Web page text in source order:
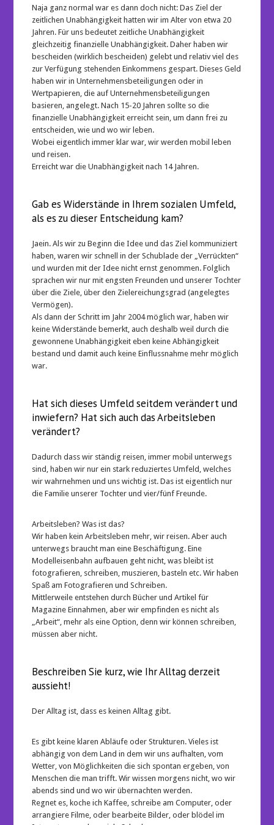
Naja ganz normal war es dann doch nicht: Das Ziel der
zeitlichen Unabhängigkeit hatten wir im Alter von etwa 20
Jahren. Für uns bedeutet zeitliche Unabhängigkeit
gleichzeitig finanzielle Unabhängigkeit. Daher haben wir
bescheiden (wirklich bescheiden) gelebt und relativ viel des
zur Verfügung stehenden Einkommens gespart. Dieses Geld
haben wir in Unternehmensbeteiligungen oder in
Wertpapieren, die auf Unternehmensbeteiligungen
basieren, angelegt. Nach 15-20 Jahren sollte so die
finanzielle Unabhängigkeit erreicht sein, um dann frei zu
entscheiden, wie und wo wir leben.
Wobei eigentlich immer klar war, wir werden mobil leben
und reisen.
Erreicht war die Unabhängigkeit nach 14 Jahren.
Gab es Widerstände in Ihrem sozialen Umfeld,
als es zu dieser Entscheidung kam?
Jaein. Als wir zu Beginn die Idee und das Ziel kommuniziert
haben, waren wir schnell in der Schublade der „Verrückten“
und wurden mit der Idee nicht ernst genommen. Folglich
sprachen wir nur mit engsten Freunden und unserer Tochter
über die Ziele, über den Zielereichungsgrad (angelegtes
Vermögen).
Als dann der Schritt im Jahr 2004 möglich war, haben wir
keine Widerstände bemerkt, auch deshalb weil durch die
gewonnene Unabhängigkeit eben keine Abhängigkeit
bestand und damit auch keine Einflussnahme mehr möglich
war.
Hat sich dieses Umfeld seitdem verändert und
inwiefern? Hat sich auch das Arbeitsleben
verändert?
Dadurch dass wir ständig reisen, immer mobil unterwegs
sind, haben wir nur ein stark reduziertes Umfeld, welches
wir wahrnehmen und uns wichtig ist. Das ist eigentlich nur
die Familie unserer Tochter und vier/fünf Freunde.
Arbeitsleben? Was ist das?
Wir haben kein Arbeitsleben mehr, wir reisen. Aber auch
unterwegs braucht man eine Beschäftigung. Eine
Modelleisenbahn aufbauen geht nicht, was bleibt ist
fotografieren, schreiben, muszieren, basteln etc. Wir haben
Spaß am Fotografieren und Schreiben.
Mittlerweile entstehen durch Bücher und Artikel für
Magazine Einnahmen, aber wir empfinden es nicht als
„Arbeit“, mehr als eine Option, denn wir können schreiben,
müssen aber nicht.
Beschreiben Sie kurz, wie Ihr Alltag derzeit
aussieht!
Der Alltag ist, dass es keinen Alltag gibt.
Es gibt keine klaren Abläufe oder Strukturen. Vieles ist
abhängig von dem Land in dem wir uns aufhalten, vom
Wetter, von Möglichkeiten die sich spontan ergeben, von
Menschen die man trifft. Wir wissen morgens nicht, wo wir
abends sind und wo wir übernachten werden.
Regnet es, koche ich Kaffee, schreibe am Computer, oder
arrangiere Filme, oder bearbeite Bilder, oder blödel im